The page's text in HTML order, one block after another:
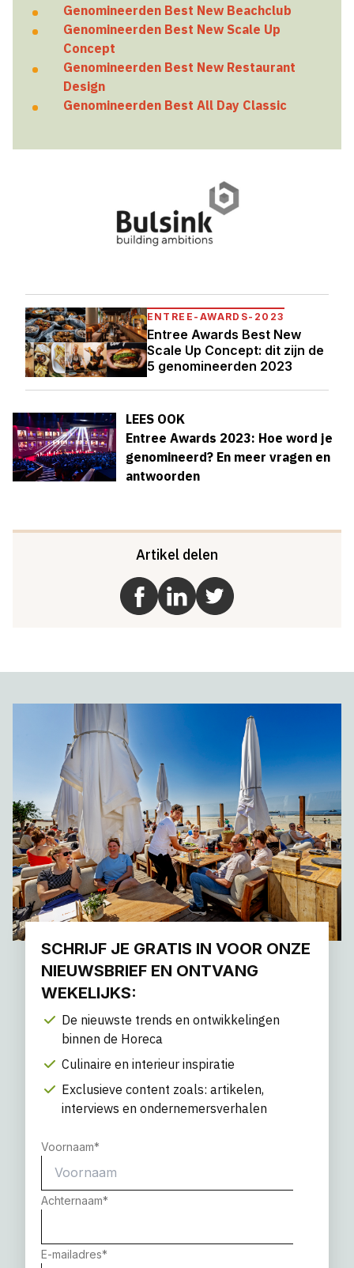
Genomineerden Best New Beachclub
Genomineerden Best New Scale Up
Concept
Genomineerden Best New Restaurant
Design
Genomineerden Best All Day Classic
ENTREE-AWARDS-2023
Entree Awards Best New
Scale Up Concept: dit zijn de
5 genomineerden 2023
LEES OOK
Entree Awards 2023: Hoe word je
genomineerd? En meer vragen en
antwoorden
Artikel delen
SCHRIJF JE GRATIS IN VOOR ONZE
NIEUWSBRIEF EN ONTVANG
WEKELIJKS:
De nieuwste trends en ontwikkelingen
binnen de Horeca
Culinaire en interieur inspiratie
Exclusieve content zoals: artikelen,
interviews en ondernemersverhalen
Voornaam*
Achternaam*
E-mailadres*